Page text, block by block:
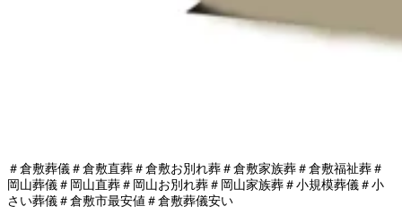
＃倉敷葬儀＃倉敷直葬＃倉敷お別れ葬＃倉敷家族葬＃倉敷福祉葬＃
岡山葬儀＃岡山直葬＃岡山お別れ葬＃岡山家族葬＃小規模葬儀＃小
さい葬儀＃倉敷市最安値＃倉敷葬儀安い